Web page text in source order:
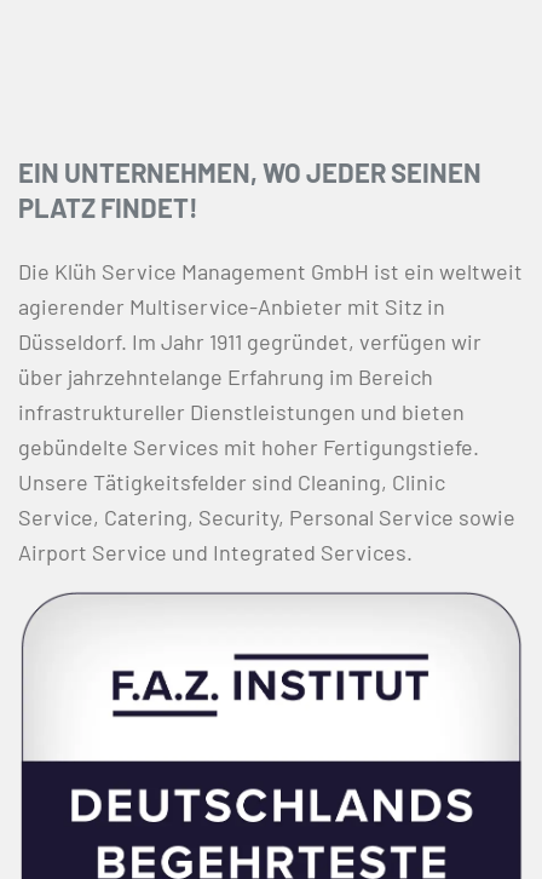
EIN UNTERNEHMEN, WO JEDER SEINEN
PLATZ FINDET!
Die Klüh Service Management GmbH ist ein weltweit
agierender Multiservice-Anbieter mit Sitz in
Düsseldorf. Im Jahr 1911 gegründet, verfügen wir
über jahrzehntelange Erfahrung im Bereich
infrastruktureller Dienstleistungen und bieten
gebündelte Services mit hoher Fertigungstiefe.
Unsere Tätigkeitsfelder sind Cleaning, Clinic
Service, Catering, Security, Personal Service sowie
Airport Service und Integrated Services.